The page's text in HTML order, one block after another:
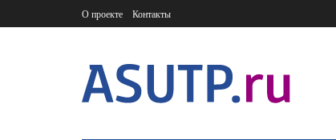
О проекте Контакты